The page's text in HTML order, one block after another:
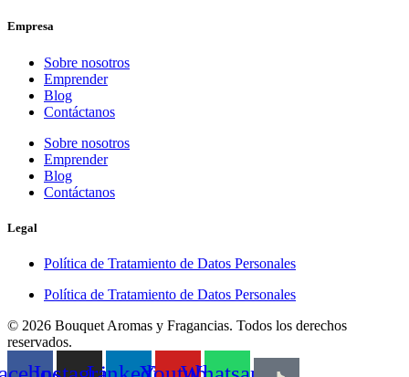
Empresa
Sobre nosotros
Emprender
Blog
Contáctanos
Sobre nosotros
Emprender
Blog
Contáctanos
Legal
Política de Tratamiento de Datos Personales
Política de Tratamiento de Datos Personales
© 2026 Bouquet Aromas y Fragancias. Todos los derechos
reservados.